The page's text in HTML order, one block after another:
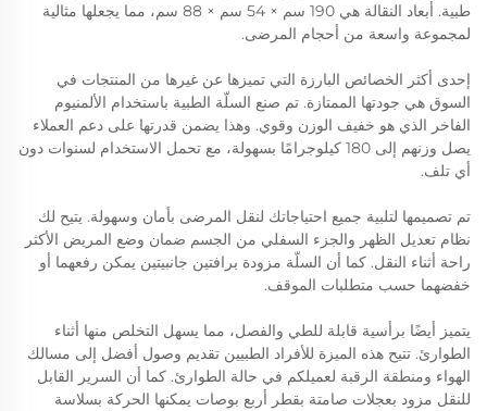
طبية. أبعاد النقالة هي 190 سم × 54 سم × 88 سم، مما يجعلها مثالية
لمجموعة واسعة من أحجام المرضى.
إحدى أكثر الخصائص البارزة التي تميزها عن غيرها من المنتجات في
السوق هي جودتها الممتازة. تم صنع السلّة الطبية باستخدام الألمنيوم
الفاخر الذي هو خفيف الوزن وقوي. وهذا يضمن قدرتها على دعم العملاء
يصل وزنهم إلى 180 كيلوجرامًا بسهولة، مع تحمل الاستخدام لسنوات دون
أي تلف.
تم تصميمها لتلبية جميع احتياجاتك لنقل المرضى بأمان وسهولة. يتيح لك
نظام تعديل الظهر والجزء السفلي من الجسم ضمان وضع المريض الأكثر
راحة أثناء النقل. كما أن السلّة مزودة برافتين جانبيتين يمكن رفعهما أو
خفضهما حسب متطلبات الموقف.
يتميز أيضًا برأسية قابلة للطي والفصل، مما يسهل التخلص منها أثناء
الطوارئ. تتيح هذه الميزة للأفراد الطبيين تقديم وصول أفضل إلى مسالك
الهواء ومنطقة الرقبة لعميلكم في حالة الطوارئ. كما أن السرير القابل
للنقل مزود بعجلات صامتة بقطر أربع بوصات يمكنها الحركة بسلاسة